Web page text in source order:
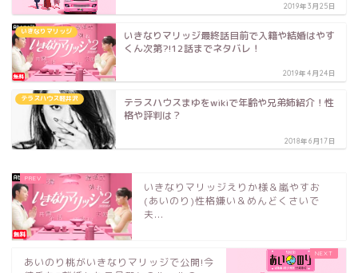
2019年3月25日
いきなりマリッジ
いきなりマリッジ最終話目前で入籍や結婚はやす
くん次第?!12話までネタバレ！
2019年4月24日
テラスハウス軽井沢
テラスハウスまゆをwikiで年齢や兄弟姉紹介！性
格や評判は？
2018年6月17日
いきなりマリッジえりか様＆嵐やすお
(あいのり)性格嫌い＆めんどくさいで
夫...
あいのり桃がいきなりマリッジで公開!今